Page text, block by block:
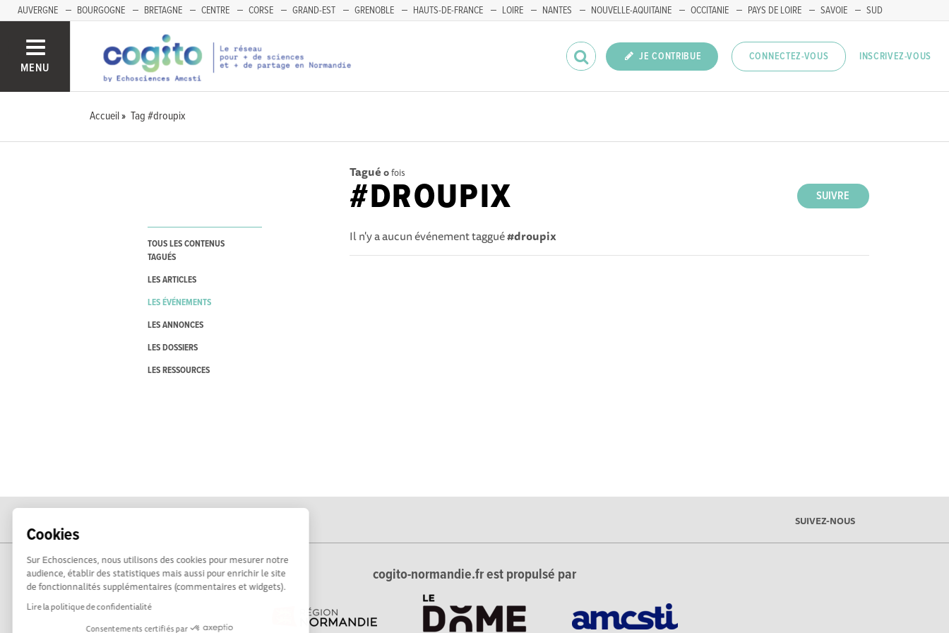
Cookies
Sur Echosciences, nous utilisons des cookies pour mesurer notre
audience, établir des statistiques mais aussi pour enrichir le site
de fonctionnalités supplémentaires (commentaires et widgets).
Lire la politique de confidentialité
Consentements certifiés par
AUVERGNE BOURGOGNE BRETAGNE CENTRE CORSE GRAND-EST GRENOBLE HAUTS-DE-FRANCE LOIRE NANTES NOUVELLE-AQUITAINE OCCITANIE PAYS DE LOIRE SAVOIE SUD
MENU
JE CONTRIBUE CONNECTEZ-VOUS INSCRIVEZ-VOUS
Accueil Tag #droupix
TOUS LES CONTENUS
TAGUÉS
LES ARTICLES
LES ÉVÉNEMENTS
LES ANNONCES
LES DOSSIERS
LES RESSOURCES
Tagué 0fois
SUIVRE
#DROUPIX
Il n'y a aucun événement taggué#droupix
SUIVEZ-NOUS
cogito-normandie.fr est propulsé par